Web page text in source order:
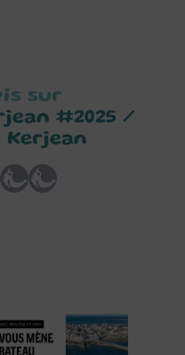
sur
#2025 /
Kerjean